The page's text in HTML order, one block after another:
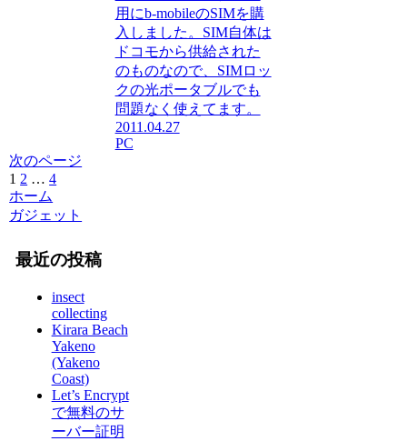
用にb-mobileのSIMを購
入しました。SIM自体は
ドコモから供給された
のものなので、SIMロッ
クの光ポータブルでも
問題なく使えてます。
2011.04.27
PC
次のページ
1 2 … 4次
ホーム
ガジェット
最近の投稿
insect
collecting
Kirara Beach
Yakeno
(Yakeno
Coast)
Let’s Encrypt
で無料のサ
ーバー証明